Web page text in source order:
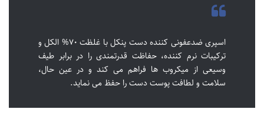
اسپری ضدعفونی کننده دست پنکل با غلظت ۷۰% الکل و
ترکیبات نرم کننده، حفاظت قدرتمندی را در برابر طیف
وسیعی از میکروب ها فراهم می کند و در عین حال،
سلامت و لطافت پوست دست را حفظ می نماید.